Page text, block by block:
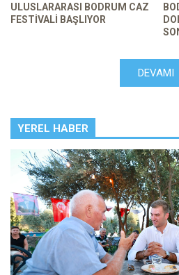
ULUSLARARASI BODRUM CAZ
FESTIVALI BAŞLIYOR
DEVAMI
YEREL HABER